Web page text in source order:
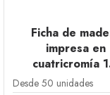
Ficha de
impresa en
cuatricromía
Desde 50 unidades